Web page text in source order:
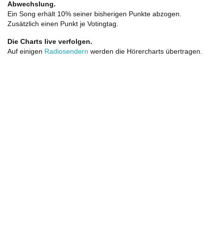
Abwechslung.
Ein Song erhält 10% seiner bisherigen Punkte abzogen.
Zusätzlich einen Punkt je Votingtag.
Die Charts live verfolgen.
Auf einigen Radiosendern werden die Hörercharts übertragen.